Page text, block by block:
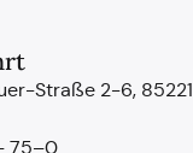
Straße 2-6, 85221
75–0